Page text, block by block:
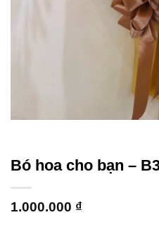
Bó hoa cho bạn –
1.000.000 ₫